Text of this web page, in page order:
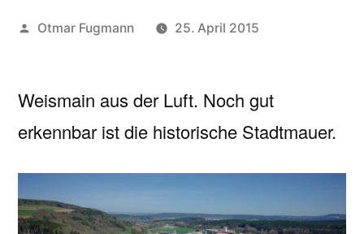
Veröffentlicht
Otmar Fugmann 25. April 2015
Weismain aus der Luft. Noch gut
erkennbar ist die historische Stadtmauer.